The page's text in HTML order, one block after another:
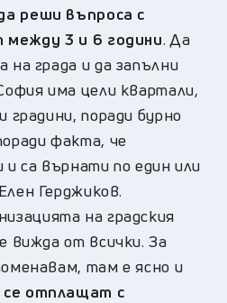
реши въпроса с
3 и 6 години. Да
на града и да запълни
има цели квартали,
градини, поради бурно
факта, че
са върнати по един или
Герджиков.
на градския
вижда от всички. За
там е ясно и
се отплащат с